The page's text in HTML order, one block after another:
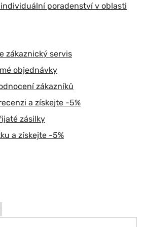
poradenství v oblasti
zákaznický servis
objednávky
zákazníků
a získejte -5%
zásilky
a získejte -5%